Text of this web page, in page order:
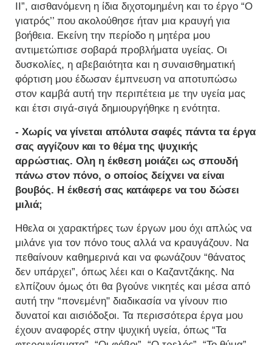
ΙΙ”, αισθανόμενη η ίδια διχοτομημένη και το έργο “Ο
γιατρός’’ που ακολούθησε ήταν μια κραυγή για
βοήθεια. Εκείνη την περίοδο η μητέρα μου
αντιμετώπισε σοβαρά προβλήματα υγείας. Οι
δυσκολίες, η αβεβαιότητα και η συναισθηματική
φόρτιση μου έδωσαν έμπνευση να αποτυπώσω
στον καμβά αυτή την περιπέτεια με την υγεία μας
και έτσι σιγά-σιγά δημιουργήθηκε η ενότητα.
- Χωρίς να γίνεται απόλυτα σαφές πάντα τα έργα
σας αγγίζουν και το θέμα της ψυχικής
αρρώστιας. Ολη η έκθεση μοιάζει ως σπουδή
πάνω στον πόνο, ο οποίος δείχνει να είναι
βουβός. Η έκθεσή σας κατάφερε να του δώσει
μιλιά;
Ηθελα οι χαρακτήρες των έργων μου όχι απλώς να
μιλάνε για τον πόνο τους αλλά να κραυγάζουν. Να
πεθαίνουν καθημερινά και να φωνάζουν “θάνατος
δεν υπάρχει”, όπως λέει και ο Καζαντζάκης. Να
ελπίζουν όμως ότι θα βγούνε νικητές και μέσα από
αυτή την “πονεμένη" διαδικασία να γίνουν πιο
δυνατοί και αισιόδοξοι. Τα περισσότερα έργα μου
έχουν αναφορές στην ψυχική υγεία, όπως “Τα